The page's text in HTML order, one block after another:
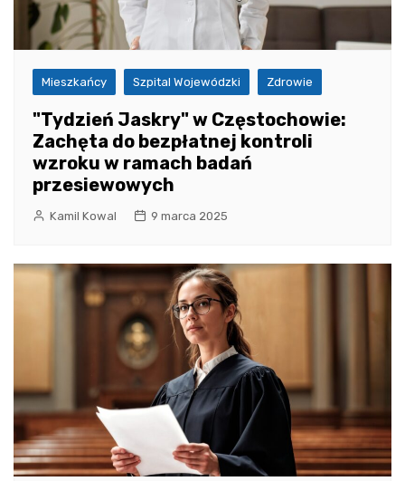
Mieszkańcy Szpital Wojewódzki Zdrowie
"Tydzień Jaskry" w Częstochowie:
Zachęta do bezpłatnej kontroli
wzroku w ramach badań
przesiewowych
Kamil Kowal 9 marca 2025